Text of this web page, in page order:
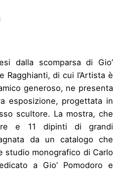
dalla scomparsa di Gio’
Ragghianti, di cui l’Artista è
generoso, ne presenta
esposizione, progettata in
scultore. La mostra, che
e 11 dipinti di grandi
da un catalogo che
studio monografico di Carlo
a Gio’ Pomodoro e